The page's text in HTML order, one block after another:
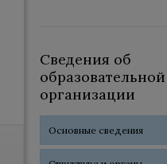
Сведения об
образовательной
организации
Основные сведения